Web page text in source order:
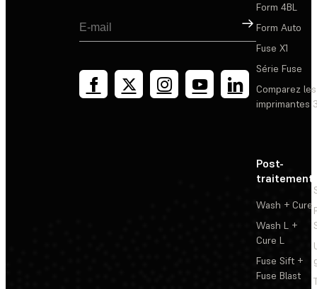
Inscription
Form 4BL
Form Auto
Fuse X1
Série Fuse
Comparez les
imprimantes
Post-
traitement
Wash + Cure
Wash L +
Cure L
Fuse Sift +
Fuse Blast